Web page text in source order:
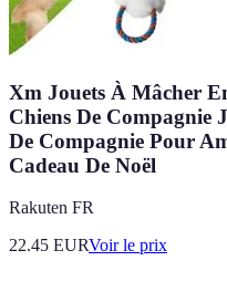
Xm Jouets À Mâcher
Chiens De Compagnie
De Compagnie Pour
Cadeau De Noël
Rakuten FR
22.45 EURVoir le prix